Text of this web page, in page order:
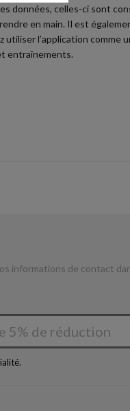
données, celles-ci sont
en main. Il est
utiliser l’application comme
entraînements.
informations de contact
.